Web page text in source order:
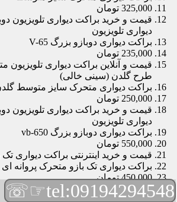
325,000 تومان
دیواری تلویزیون
براکت دیواری دوبازو بزرگ V-65
235,000 تومان
قیمت و آنلاین براکت دیواری
طرح گلدن (سینی خالی)
براکت دیواری متحرک سایز متوسط
250,000 تومان
دیواری تلویزیون
براکت دیواری دوبازو بزرگ vb-650
550,000 تومان
قیمت و خرید اینترنتی براکت دیواری
براکت دیواری تک بازو متحرک پروانه ای
450,000 تومان
قیمت و براکت دیواری تلویزیون مچی |
tel:09194294548
☞☏